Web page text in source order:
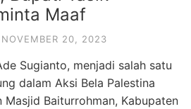
Maaf
NOVEMBER 20, 2023
Sugianto, menjadi salah satu
dalam Aksi Bela Palestina
Baiturrohman, Kabupaten